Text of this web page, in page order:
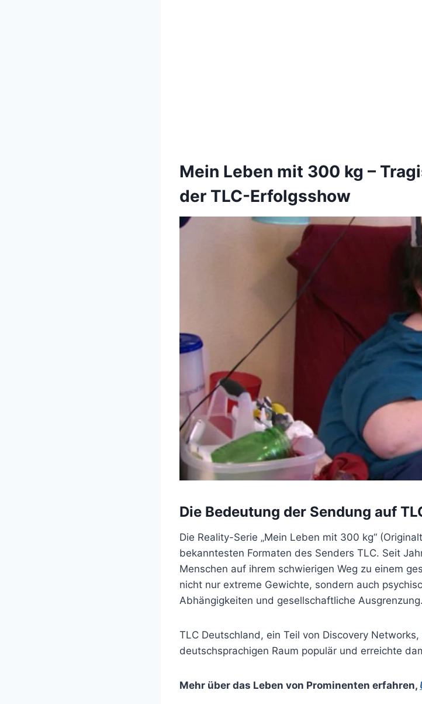
Mein Leben mit 300 kg –
der TLC-Erfolgsshow
Die Bedeutung der Sendung auf
Die Reality-Serie „Mein Leben mit 300 kg“
bekanntesten Formaten des Senders TLC. Seit
Menschen auf ihrem schwierigen Weg zu einem
nicht nur extreme Gewichte, sondern auch
Abhängigkeiten und gesellschaftliche Ausgrenzung.
TLC Deutschland, ein Teil von Discovery
deutschsprachigen Raum populär und erreichte
Mehr über das Leben von Prominenten erfahren,